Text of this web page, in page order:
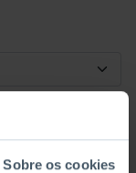
Sobre os cookies